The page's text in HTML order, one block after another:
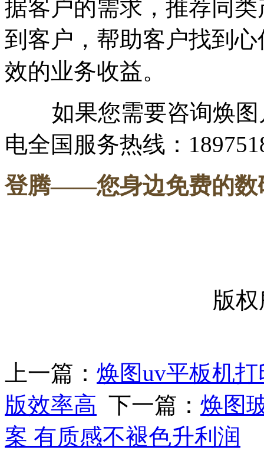
据客户的需求，推荐同
到客户，帮助客户找到
效的业务收益。
如果您需要咨询焕图
电全国服务热线：
登腾——您身边免费的数
版
上一篇： 焕图uv平板机
版效率高 下一篇： 焕图
案 有质感不褪色升利润